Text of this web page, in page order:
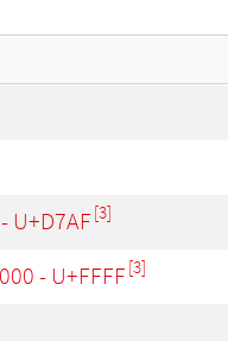
U+D7AF[3]
- U+FFFF[3]